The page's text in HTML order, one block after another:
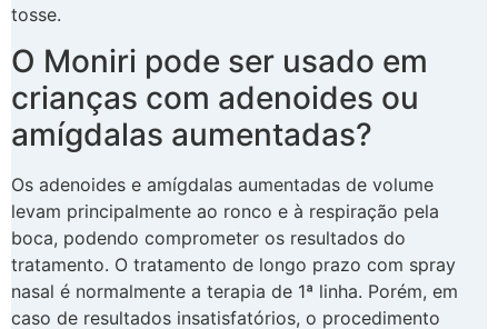
tosse.
O Moniri pode ser usado em
crianças com adenoides ou
amígdalas aumentadas?
Os adenoides e amígdalas aumentadas de volume
levam principalmente ao ronco e à respiração pela
boca, podendo comprometer os resultados do
tratamento. O tratamento de longo prazo com spray
nasal é normalmente a terapia de 1ª linha. Porém, em
caso de resultados insatisfatórios, o procedimento